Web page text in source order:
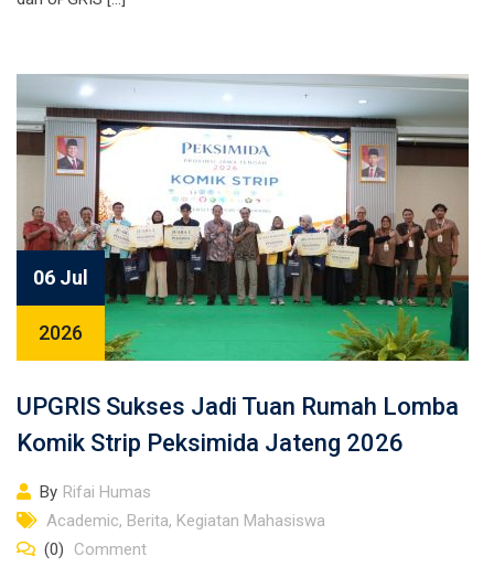
06 Jul
2026
UPGRIS Sukses Jadi Tuan Rumah Lomba
Komik Strip Peksimida Jateng 2026
By Rifai Humas
Academic, Berita, Kegiatan Mahasiswa
(0)
Comment